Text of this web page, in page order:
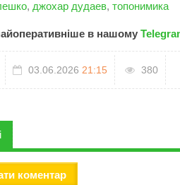
, джохар дудаев, топонимика
в нашому
03.06.2026 21:15 380
коментар